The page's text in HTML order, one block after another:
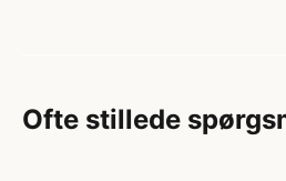
Ofte stillede